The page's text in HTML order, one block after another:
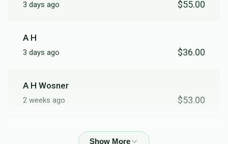
3 days ago $55.00
A H
3 days ago $36.00
A H Wosner
2 weeks ago $53.00